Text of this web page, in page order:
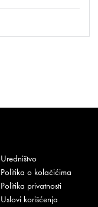
Uredništvo
Politika o kolačićima
Politika privatnosti
Uslovi korišćenja